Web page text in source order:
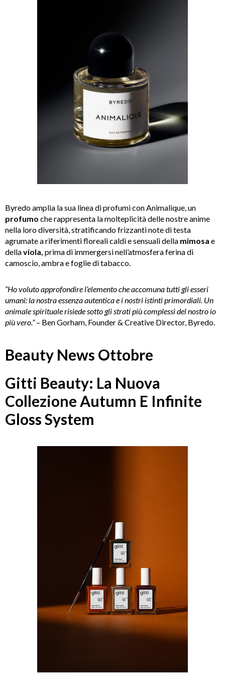
Byredo amplia la sua linea di profumi con Animalique, un
profumo che rappresenta la molteplicità delle nostre anime
nella loro diversità, stratificando frizzanti note di testa
agrumate a riferimenti floreali caldi e sensuali della mimosa e
dellaviola, prima di immergersi nell’atmosfera ferina di
camoscio, ambra e foglie di tabacco.
“Ho voluto approfondire l’elemento che accomuna tutti gli esseri
umani: la nostra essenza autentica e i nostri istinti primordiali. Un
animale spirituale risiede sotto gli strati più complessi del nostro io
più vero.”– Ben Gorham, Founder & Creative Director, Byredo.
Beauty News Ottobre
Gitti Beauty: La Nuova
Collezione Autumn E Infinite
Gloss System